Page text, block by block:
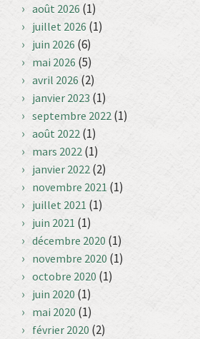
août 2026 (1)
juillet 2026 (1)
juin 2026 (6)
mai 2026 (5)
avril 2026 (2)
janvier 2023 (1)
septembre 2022 (1)
août 2022 (1)
mars 2022 (1)
janvier 2022 (2)
novembre 2021 (1)
juillet 2021 (1)
juin 2021 (1)
décembre 2020 (1)
novembre 2020 (1)
octobre 2020 (1)
juin 2020 (1)
mai 2020 (1)
février 2020 (2)